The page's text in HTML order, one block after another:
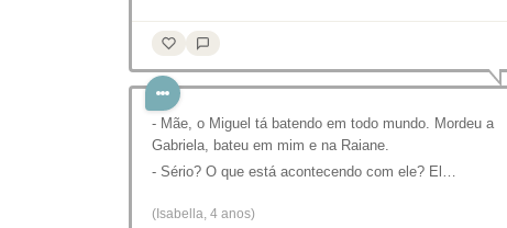
- Mãe, o Miguel tá batendo em todo mundo. Mordeu a
Gabriela, bateu em mim e na Raiane.
- Sério? O que está acontecendo com ele? El…
(Isabella, 4 anos)